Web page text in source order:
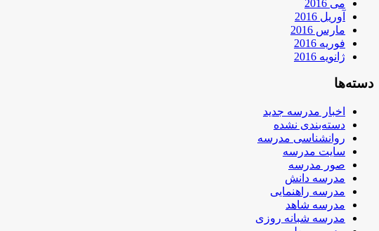
می 2016
آوریل 2016
مارس 2016
فوریه 2016
ژانویه 2016
دسته‌ها
اخبار مدرسه جدید
دسته‌بندی نشده
روانشناسی مدرسه
سایت مدرسه
صور مدرسه
مدرسه دانش
مدرسه راهنمایی
مدرسه شاهد
مدرسه شبانه روزی